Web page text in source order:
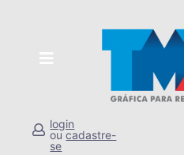
login
oucadastre-
se